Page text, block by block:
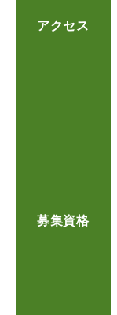
アクセス
募集資格